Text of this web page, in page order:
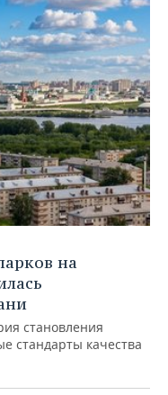
на
становления
стандарты качества